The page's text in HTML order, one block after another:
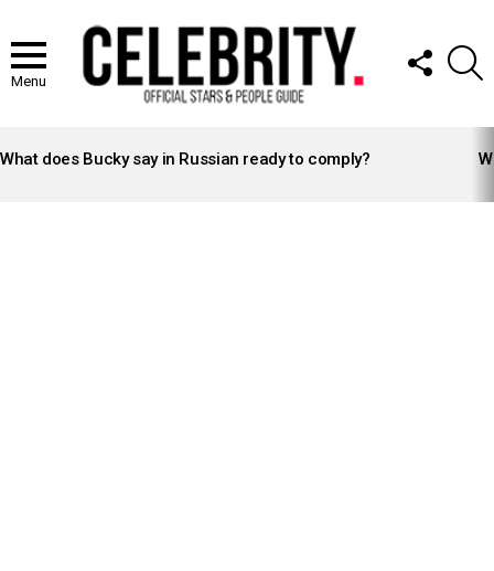
Menu
FOLLOW
US
STORIES
What does Bucky say in Russian ready to comply?